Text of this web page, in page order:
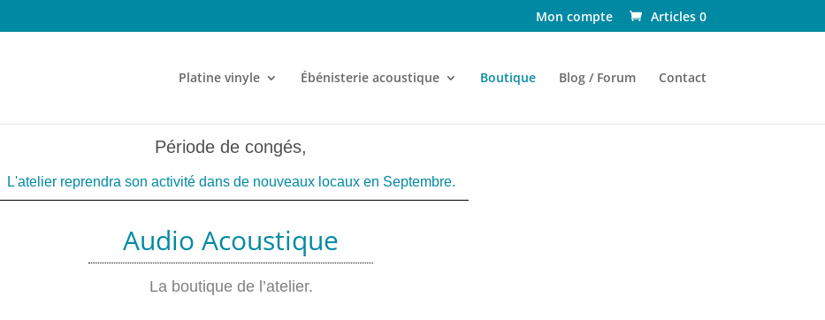
Mon compte Articles 0
Platine vinyle Ébénisterie acoustique Boutique Blog / Forum Contact
Période de congés,
L'atelier reprendra son activité dans de nouveaux locaux en Septembre.
Audio Acoustique
La boutique de l’atelier.